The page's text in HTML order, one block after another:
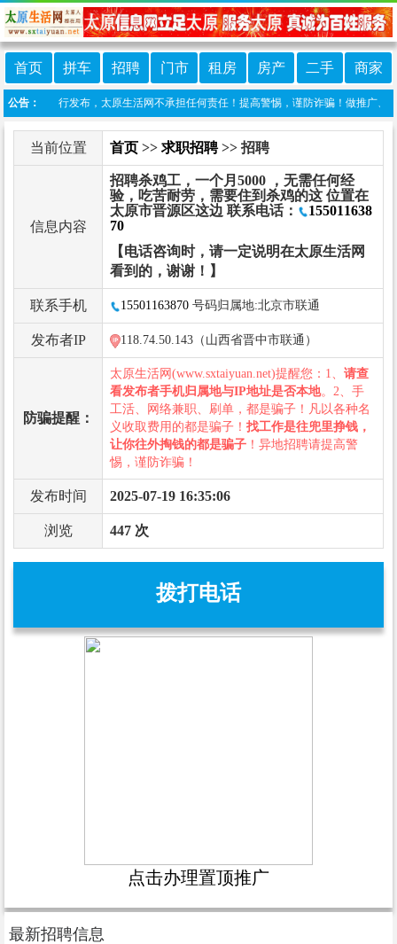
首页 拼车 招聘 门市 租房 房产 二手 商家
公告：
由网友自行发布，太原生活网不承担任何责任！提高警惕，谨防诈骗！做推广、做
当前位置 首页 >> 求职招聘>> 招聘
信息内容
招聘杀鸡工，一个月5000 ，无需任何经
验，吃苦耐劳，需要住到杀鸡的这 位置在
太原市晋源区这边 联系电话：
155011638
70
【电话咨询时，请一定说明在太原生活网
看到的，谢谢！】
联系手机 15501163870 号码归属地:北京市联通
发布者IP 118.74.50.143（山西省晋中市联通）
防骗提醒：
太原生活网(www.sxtaiyuan.net)提醒您：1、 请查
看发布者手机归属地与IP地址是否本地。2、手
工活、网络兼职、刷单，都是骗子！凡以各种名
义收取费用的都是骗子！ 找工作是往兜里挣钱，
让你往外掏钱的都是骗子 ！异地招聘请提高警
惕，谨防诈骗！
发布时间 2025-07-19 16:35:06
浏览 447 次
拨打电话
点击办理置顶推广
最新招聘信息